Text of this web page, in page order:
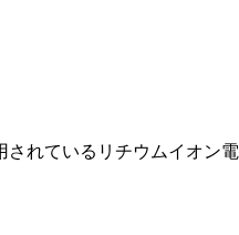
されているリチウムイオン